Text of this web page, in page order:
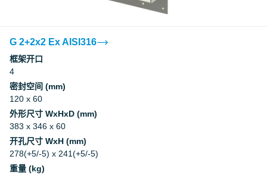
G 2+2x2 Ex AISI316
框架开口
4
密封空间 (mm)
120 x 60
外形尺寸 WxHxD (mm)
383 x 346 x 60
开孔尺寸 WxH (mm)
278(+5/-5) x 241(+5/-5)
重量 (kg)